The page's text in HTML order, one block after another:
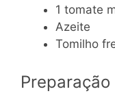
1 tomate
Azeite
Tomilho
Preparação